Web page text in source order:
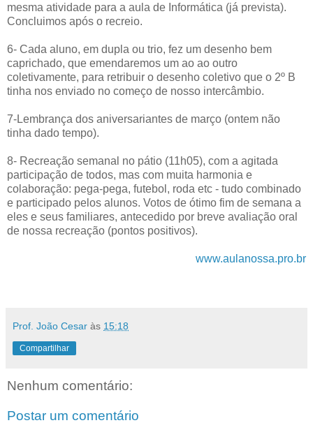
mesma atividade para a aula de Informática (já prevista).
Concluimos após o recreio.
6- Cada aluno, em dupla ou trio, fez um desenho bem
caprichado, que emendaremos um ao ao outro
coletivamente, para retribuir o desenho coletivo que o 2º B
tinha nos enviado no começo de nosso intercâmbio.
7-Lembrança dos aniversariantes de março (ontem não
tinha dado tempo).
8- Recreação semanal no pátio (11h05), com a agitada
participação de todos, mas com muita harmonia e
colaboração: pega-pega, futebol, roda etc - tudo combinado
e participado pelos alunos. Votos de ótimo fim de semana a
eles e seus familiares, antecedido por breve avaliação oral
de nossa recreação (pontos positivos).
www.aulanossa.pro.br
Prof. João Cesar às 15:18
Compartilhar
Nenhum comentário:
Postar um comentário